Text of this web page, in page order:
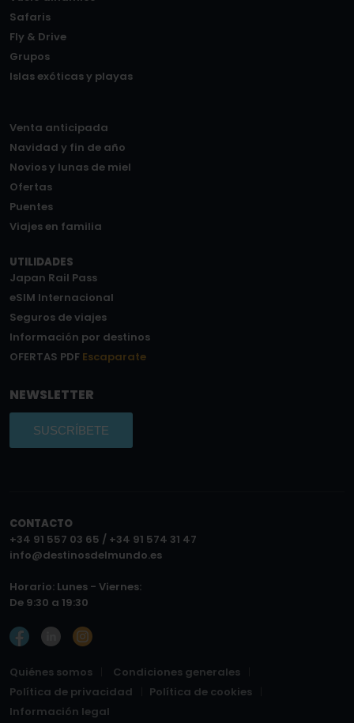
Safaris
Fly & Drive
Grupos
Islas exóticas y playas
Venta anticipada
Navidad y fin de año
Novios y lunas de miel
Ofertas
Puentes
Viajes en familia
UTILIDADES
Japan Rail Pass
eSIM Internacional
Seguros de viajes
Información por destinos
OFERTAS PDF Escaparate
NEWSLETTER
SUSCRÍBETE
CONTACTO
+34 91 557 03 65 / +34 91 574 31 47
info@destinosdelmundo.es
Horario: Lunes - Viernes:
De 9:30 a 19:30
Quiénes somos
Condiciones generales
Política de privacidad
Política de cookies
Información legal